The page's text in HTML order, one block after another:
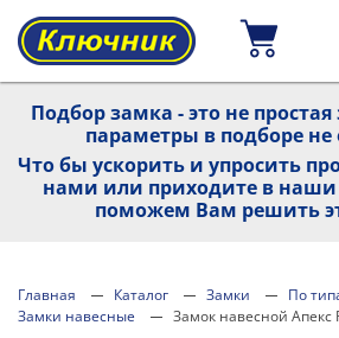
Подбор замка - это не
параметры в подборе
Что бы ускорить и упросить
нами или приходите в
поможем Вам решить
Главная Каталог Замки
По
Замки навесные
Замок навесной Апекс